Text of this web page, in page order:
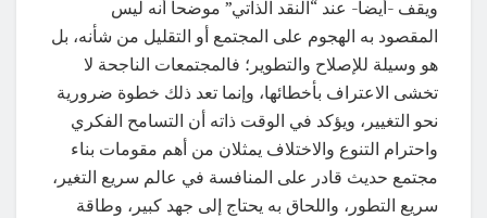
ويقف -أيضا- عند “النقد الذاتي” موضحا أنه ليس
المقصود به الهجوم على المجتمع أو التقليل من شأنه، بل
هو وسيلة للإصلاح والتطوير؛ فالمجتمعات الناجحة لا
تخشى الاعتراف بأخطائها، وإنما تعد ذلك خطوة ضرورية
نحو التغيير، ويؤكد في الوقت ذاته أن التسامح الفكري
واحترام التنوع والاختلاف يمثلان من أهم مقومات بناء
مجتمع حديث قادر على المنافسة في عالم سريع التغير،
سريع التطور، واللحاق به يحتاج إلى جهد كبير، وطاقة